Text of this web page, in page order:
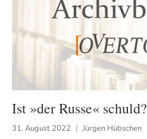
Ist »der Russe« schuld?
31. August 2022 Jürgen Hübschen